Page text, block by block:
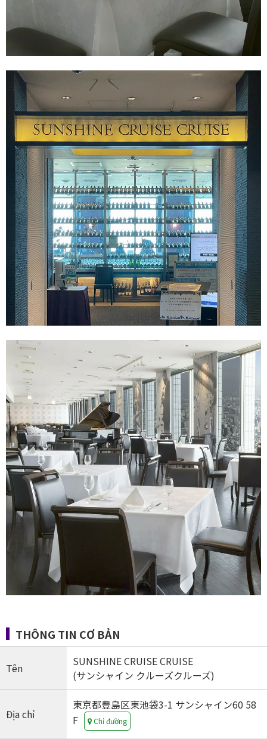
THÔNG TIN CƠ BẢN
Tên
SUNSHINE CRUISE CRUISE
(サンシャイン クルーズクルーズ)
Địa chỉ
東京都豊島区東池袋3-1 サンシャイン60 58
F
Chỉ đường